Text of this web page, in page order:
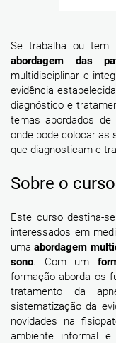
Se trabalha ou tem
abordagem das
multidisciplinar e
evidência
diagnóstico e
temas abordados de
onde pode colocar as
que diagnosticam e
Sobre o curso
Este curso destina-
interessados em
umaabordagem
sono. Com um
formação aborda os
tratamento da
sistematização da
novidades na
ambiente informal